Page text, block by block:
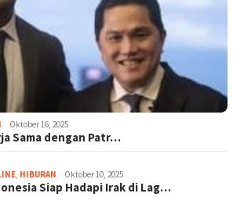
Oktober 16, 2025
Sama dengan Patr…
, HIBURAN Oktober 10, 2025
Siap Hadapi Irak di Lag…